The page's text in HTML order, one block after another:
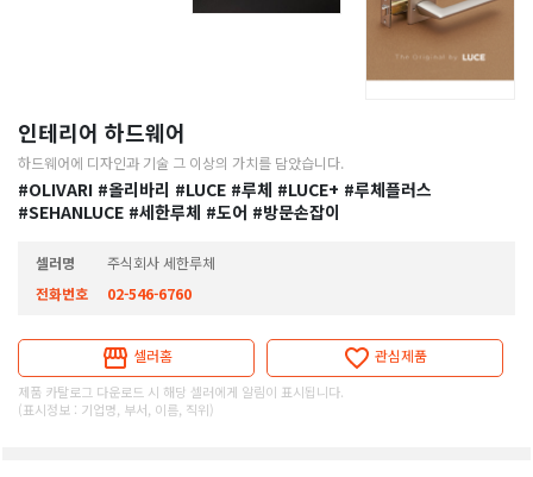
인테리어 하드웨어
하드웨어에 디자인과 기술 그 이상의 가치를 담았습니다.
#OLIVARI #올리바리 #LUCE #루체 #LUCE+ #루체플러스
#SEHANLUCE #세한루체 #도어 #방문손잡이
셀러명
주식회사 세한루체
전화번호
02-546-6760
셀러홈 관심제품
제품 카탈로그 다운로드 시 해당 셀러에게 알림이 표시됩니다.
(표시정보 : 기업명, 부서, 이름, 직위)